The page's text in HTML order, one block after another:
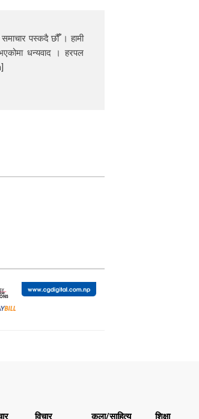
पस्कदै छौँँ । हामी
धन्यवाद । हरपल
विचार कला/साहित्य शिक्षा